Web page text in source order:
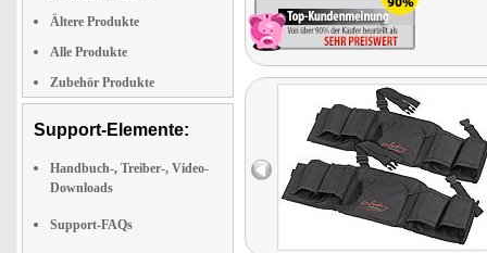
Ältere Produkte
Alle Produkte
Zubehör Produkte
Support-Elemente:
Handbuch-, Treiber-, Video-
Downloads
Support-FAQs